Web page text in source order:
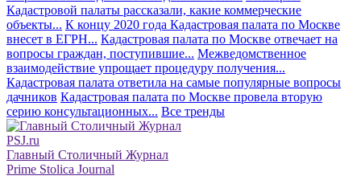
Кадастровой палаты рассказали, какие коммерческие
объекты... К концу 2020 года Кадастровая палата по Москве
внесет в ЕГРН... Кадастровая палата по Москве отвечает на
вопросы граждан, поступившие... Межведомственное
взаимодействие упрощает процедуру получения...
Кадастровая палата ответила на самые популярные вопросы
дачников Кадастровая палата по Москве провела вторую
серию консультационных... Все тренды
PSJ.ru
Главный Столичный Журнал
Prime Stolica Journal